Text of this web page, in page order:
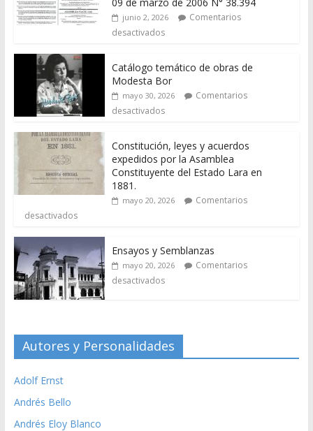
junio 2, 2026
Comentarios
desactivados
Catálogo temático de obras de
Modesta Bor
mayo 30, 2026
Comentarios
desactivados
Constitución, leyes y acuerdos
expedidos por la Asamblea
Constituyente del Estado Lara en
1881.
mayo 20, 2026
Comentarios
desactivados
Ensayos y Semblanzas
mayo 20, 2026
Comentarios
desactivados
Autores y Personalidades
Adolf Ernst
Andrés Bello
Andrés Eloy Blanco